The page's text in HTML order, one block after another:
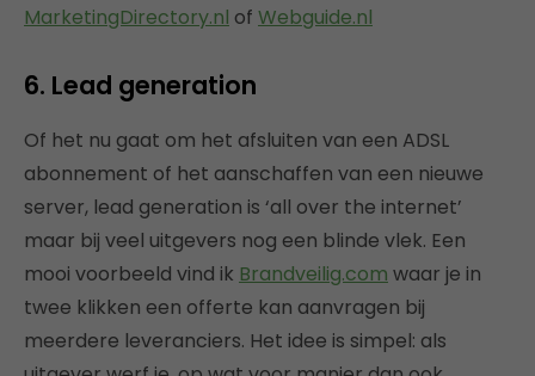
MarketingDirectory.nl of Webguide.nl
6. Lead generation
Of het nu gaat om het afsluiten van een ADSL
abonnement of het aanschaffen van een nieuwe
server, lead generation is ‘all over the internet’
maar bij veel uitgevers nog een blinde vlek. Een
mooi voorbeeld vind ik Brandveilig.com waar je in
twee klikken een offerte kan aanvragen bij
meerdere leveranciers. Het idee is simpel: als